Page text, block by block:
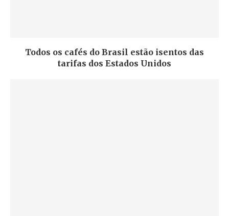
Todos os cafés do Brasil estão isentos das
tarifas dos Estados Unidos